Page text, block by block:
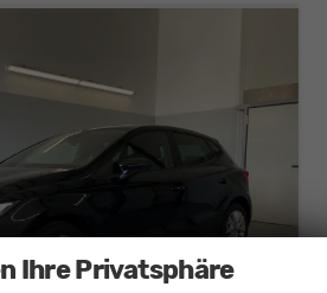
Ihre Privatsphäre